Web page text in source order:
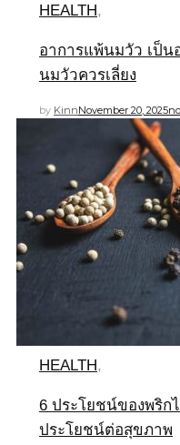
HEALTH,
อาการแพ้นมวัว เป็น
นมวัวควรเลี่ยง
by KinnNovember 20, 2025
HEALTH,
6 ประโยชน์ของพริก
ประโยชน์ต่อสุขภาพ